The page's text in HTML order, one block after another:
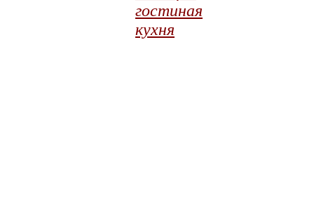
гостиная
кухня